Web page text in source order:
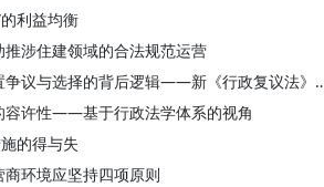
利益均衡
涉住建领域的合法规范运营
杨建顺：行政复议前置争议与
容许性——基于行政法学体系的视角
的得与失
环境应坚持四项原则